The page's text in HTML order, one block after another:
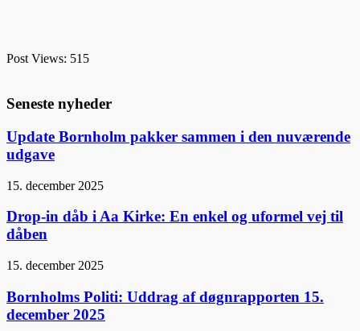
Post Views: 515
Seneste nyheder
Update Bornholm pakker sammen i den nuværende
udgave
15. december 2025
Drop-in dåb i Aa Kirke: En enkel og uformel vej til
dåben
15. december 2025
Bornholms Politi: Uddrag af døgnrapporten 15.
december 2025